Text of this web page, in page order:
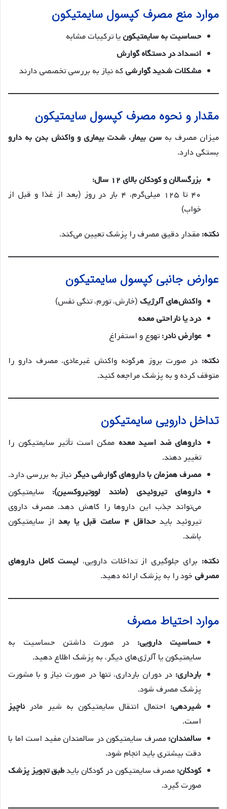
موارد منع مصرف کپسول سایمتیکون
حساسیت به سایمتیکونیا ترکیبات مشابه
انسداد در دستگاه گوارش
مشکلات شدید گوارشیکه نیاز به بررسی تخصصی دارند
مقدار و نحوه مصرف کپسول سایمتیکون
میزان مصرف به سن بیمار، شدت بیماری و واکنش بدن به دارو
بستگی دارد.
بزرگسالان و کودکان بالای ۱۲ سال:
۴۰ تا ۱۲۵ میلی‌گرم، ۴ بار در روز (بعد از غذا و قبل از
خواب)
نکته:مقدار دقیق مصرف را پزشک تعیین می‌کند.
عوارض جانبی کپسول سایمتیکون
واکنش‌های آلرژیک (خارش، تورم، تنگی نفس)
درد یا ناراحتی معده
عوارض نادر:تهوع و استفراغ
نکته: در صورت بروز هرگونه واکنش غیرعادی، مصرف دارو را
متوقف کرده و به پزشک مراجعه کنید.
تداخل دارویی سایمتیکون
داروهای ضد اسید معده ممکن است تأثیر سایمتیکون را
تغییر دهند.
مصرف همزمان با داروهای گوارشی دیگرنیاز به بررسی دارد.
داروهای تیروئیدی (مانند لووتیروکسین): سایمتیکون
می‌تواند جذب این داروها را کاهش دهد. مصرف داروی
تیروئید بایدحداقل ۴ ساعت قبل یا بعد
از سایمتیکون
باشد.
نکته: برای جلوگیری از تداخلات دارویی،لیست کامل داروهای
مصرفی خود را به پزشک ارائه دهید.
موارد احتیاط مصرف
حساسیت دارویی: در صورت داشتن حساسیت به
سایمتیکون یا آلرژی‌های دیگر، به پزشک اطلاع دهید.
بارداری: در دوران بارداری، تنها در صورت نیاز و با مشورت
پزشک مصرف شود.
شیردهی: احتمال انتقال سایمتیکون به شیر مادرناچیز
است.
سالمندان:مصرف سایمتیکون در سالمندان مفید است اما با
دقت بیشتری باید انجام شود.
کودکان:مصرف سایمتیکون در کودکان بایدطبق تجویز پزشک
صورت گیرد.